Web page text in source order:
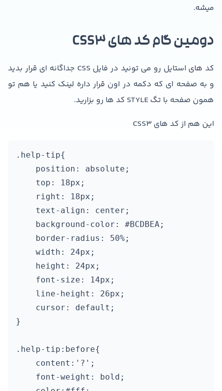
میشه.
دومین گام کد های CSS3
کد های استایل رو می تونید در فایل CSS جداگانه ای قرار بدید
و به صفحه ای که دکمه در اون قرار داره لینک کنید یا هم تو
همون صفحه با تگ STYLE کد ها رو بزارید.
این هم از کد های CSS3
.help-tip{
    position: absolute;
    top: 18px;
    right: 18px;
    text-align: center;
    background-color: #BCDBEA;
    border-radius: 50%;
    width: 24px;
    height: 24px;
    font-size: 14px;
    line-height: 26px;
    cursor: default;
}
.help-tip:before{
    content:'?';
    font-weight: bold;